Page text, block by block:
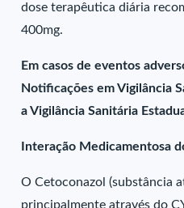
dose terapêutica diária
400mg.
Em casos de eventos
Notificações em Vigilância
a Vigilância Sanitária
Interação Medicamentosa
O Cetoconazol (substância
principalmente através do